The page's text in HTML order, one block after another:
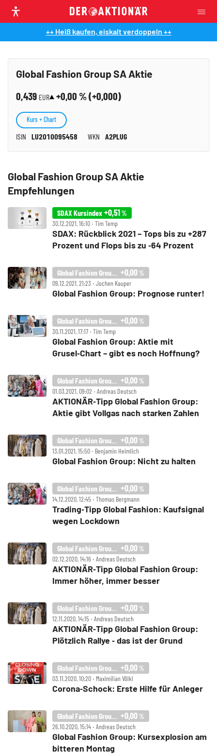
++ Heiß kaufen, eiskalt verdoppeln ++
Global Fashion Group SA Aktie
0,439 EUR +0,00 % (+0,000)
ISIN LU2010095458 WKN A2PLUG
Kurs + Chart
Global Fashion Group SA Aktie
Empfehlungen
SDAX Kursindex +0,51%
30.12.2021, 16:10 ‧ Tim Temp
SDAX: Rückblick 2021 – Tops bis zu +287
Prozent und Flops bis zu ‑64 Prozent
Global Fashion Group SA +0,00 %
09.12.2021, 21:23 ‧ Jochen Kauper
Global Fashion Group: Prognose runter!
Global Fashion Group SA +0,00 %
30.11.2021, 17:17 ‧ Tim Temp
Global Fashion Group: Aktie mit
Grusel‑Chart – gibt es noch Hoffnung?
Global Fashion Group SA +0,00 %
01.03.2021, 09:02 ‧ Andreas Deutsch
AKTIONÄR‑Tipp Global Fashion Group:
Aktie gibt Vollgas nach starken Zahlen
Global Fashion Group SA +0,00 %
13.01.2021, 15:50 ‧ Benjamin Heimlich
Global Fashion Group: Nicht zu halten
Global Fashion Group SA +0,00 %
14.12.2020, 12:45 ‧ Thomas Bergmann
Trading‑Tipp Global Fashion: Kaufsignal
wegen Lockdown
Global Fashion Group SA +0,00 %
02.12.2020, 14:16 ‧ Andreas Deutsch
AKTIONÄR‑Tipp Global Fashion Group:
Immer höher, immer besser
Global Fashion Group SA +0,00 %
12.11.2020, 14:15 ‧ Andreas Deutsch
AKTIONÄR‑Tipp Global Fashion Group:
Plötzlich Rallye ‑ das ist der Grund
Global Fashion Group SA +0,00 %
03.11.2020, 10:20 ‧ Maximilian Völkl
Corona‑Schock: Erste Hilfe für Anleger
Global Fashion Group SA +0,00 %
26.10.2020, 15:14 ‧ Andreas Deutsch
Global Fashion Group: Kursexplosion am
bitteren Montag